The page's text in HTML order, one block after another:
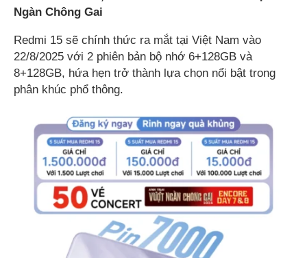
Ngàn Chông Gai
Redmi 15 sẽ chính thức ra mắt tại Việt Nam vào
22/8/2025 với 2 phiên bản bộ nhớ 6+128GB và
8+128GB, hứa hẹn trở thành lựa chọn nổi bật trong
phân khúc phổ thông.